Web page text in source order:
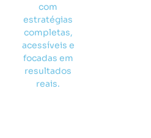
com
estratégias
completas,
acessíveis e
focadas em
resultados
reais.